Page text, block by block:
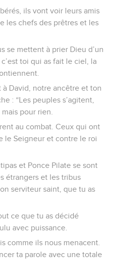
ils vont voir leurs amis
les chefs des prêtres et les
se mettent à prier Dieu d’un
toi qui as fait le ciel, la
à David, notre ancêtre et ton
: “Les peuples s’agitent,
pour rien.
au combat. Ceux qui ont
le Seigneur et contre le roi
et Ponce Pilate se sont
étrangers et les tribus
serviteur saint, que tu as
ce que tu as décidé
avec puissance.
comme ils nous menacent.
ta parole avec une totale